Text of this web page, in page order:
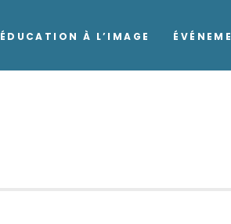
ÉDUCATION À L’IMAGE